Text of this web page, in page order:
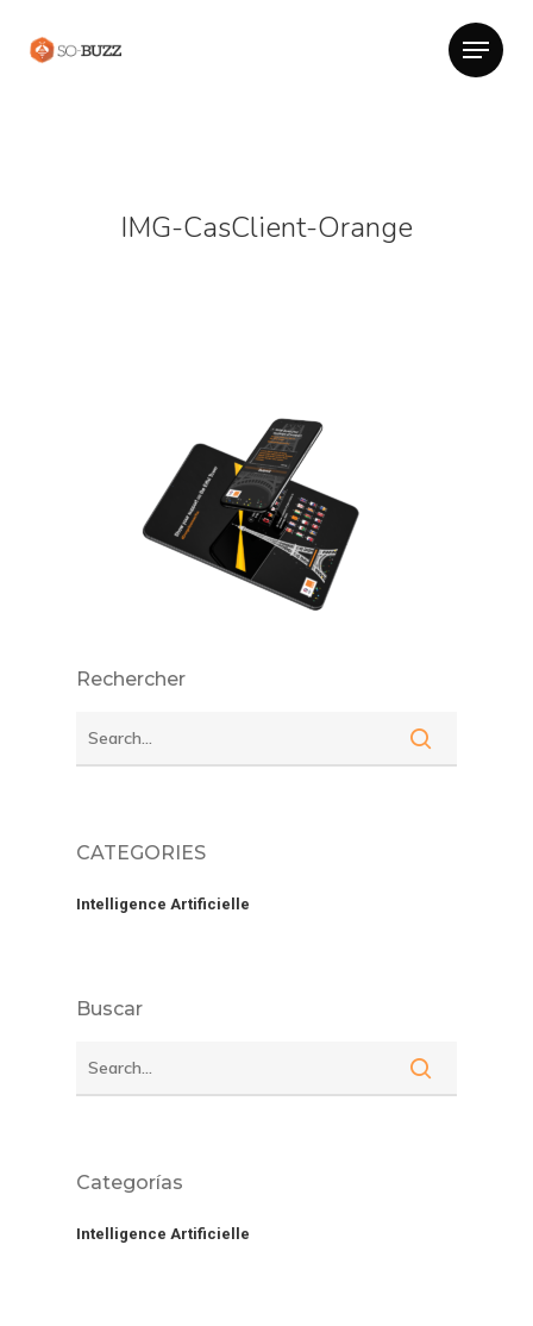
IMG-CasClient-Orange
Rechercher
CATEGORIES
Intelligence Artificielle
Buscar
Categorías
Intelligence Artificielle